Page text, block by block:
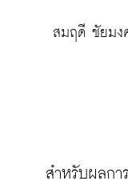
สมฤดี ชัยมง
สำหรับผลกา